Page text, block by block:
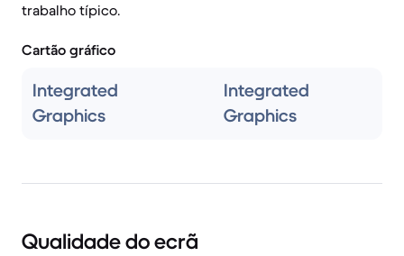
trabalho típico.
Cartão gráfico
Integrated
Graphics
Integrated
Graphics
Qualidade do ecrã